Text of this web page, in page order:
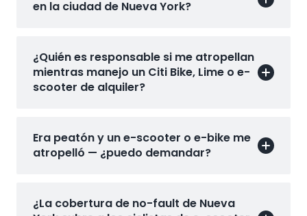
en la ciudad de Nueva York?
¿Quién es responsable si me atropellan
mientras manejo un Citi Bike, Lime o e-
scooter de alquiler?
Era peatón y un e-scooter o e-bike me
atropelló — ¿puedo demandar?
¿La cobertura de no-fault de Nueva